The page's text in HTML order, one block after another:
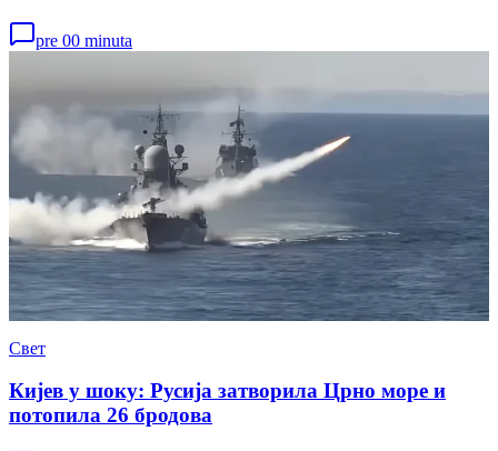
pre 00 minuta
Свет
Кијев у шоку: Русија затворила Црно море и
потопила 26 бродова